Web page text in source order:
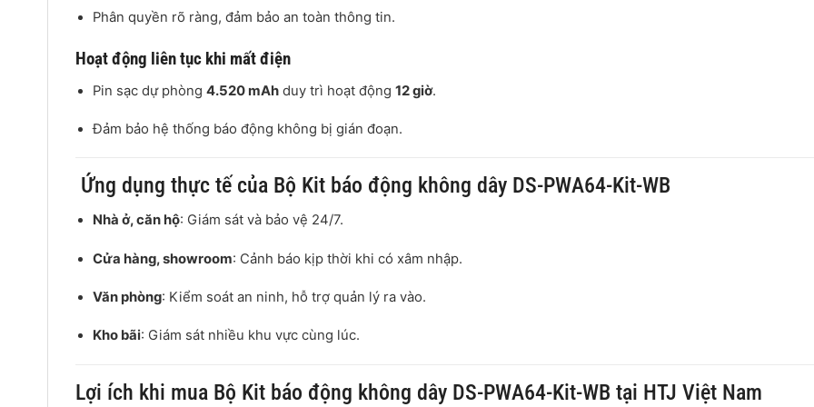
Phân quyền rõ ràng, đảm bảo an toàn thông tin.
Hoạt động liên tục khi mất điện
Pin sạc dự phòng4.520 mAh duy trì hoạt động12 giờ.
Đảm bảo hệ thống báo động không bị gián đoạn.
Ứng dụng thực tế của Bộ Kit báo động không dây DS-PWA64-Kit-WB
Nhà ở, căn hộ: Giám sát và bảo vệ 24/7.
Cửa hàng, showroom: Cảnh báo kịp thời khi có xâm nhập.
Văn phòng: Kiểm soát an ninh, hỗ trợ quản lý ra vào.
Kho bãi: Giám sát nhiều khu vực cùng lúc.
Lợi ích khi mua Bộ Kit báo động không dây DS-PWA64-Kit-WB tại HTJ Việt Nam